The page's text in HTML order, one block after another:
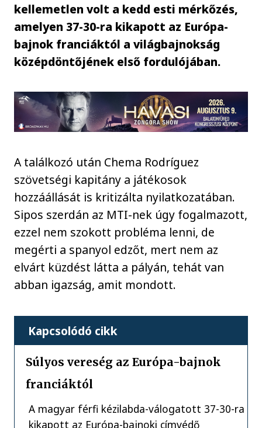
kellemetlen volt a kedd esti mérkőzés,
amelyen 37-30-ra kikapott az Európa-
bajnok franciáktól a világbajnokság
középdöntőjének első fordulójában.
A találkozó után Chema Rodríguez
szövetségi kapitány a játékosok
hozzáállását is kritizálta nyilatkozatában.
Sipos szerdán az MTI-nek úgy fogalmazott,
ezzel nem szokott probléma lenni, de
megérti a spanyol edzőt, mert nem az
elvárt küzdést látta a pályán, tehát van
abban igazság, amit mondott.
Kapcsolódó cikk
Súlyos vereség az Európa-bajnok
franciáktól
A magyar férfi kézilabda-válogatott 37-30-ra
kikapott az Európa-bajnoki címvédő